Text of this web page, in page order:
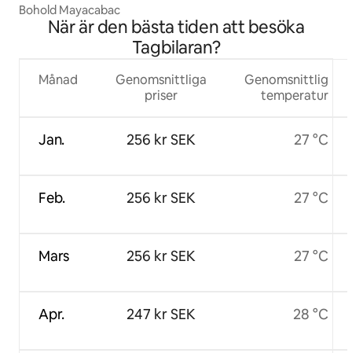
Bohold Mayacabac
När är den bästa tiden att besöka
Tagbilaran?
Månad
Jan.
Feb.
Mars
Apr.
Genomsnittliga
priser
256 kr SEK
256 kr SEK
256 kr SEK
247 kr SEK
Genomsnittlig
temperatur
27 °C
27 °C
27 °C
28 °C